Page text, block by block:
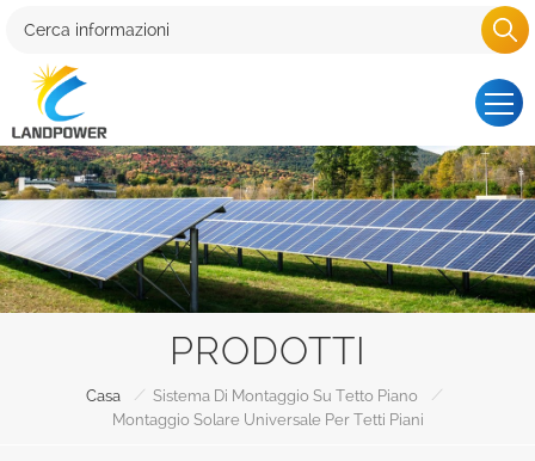
PRODOTTI
Casa / Sistema Di Montaggio Su Tetto Piano
/
Montaggio Solare Universale Per Tetti Piani